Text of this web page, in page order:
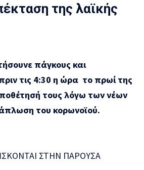
της λαϊκής
πάγκους και
τις 4:30 η ώρα το πρωί της
τους λόγω των νέων
του κορωνοϊού.
ΣΤΗΝ ΠΑΡΟΥΣΑ